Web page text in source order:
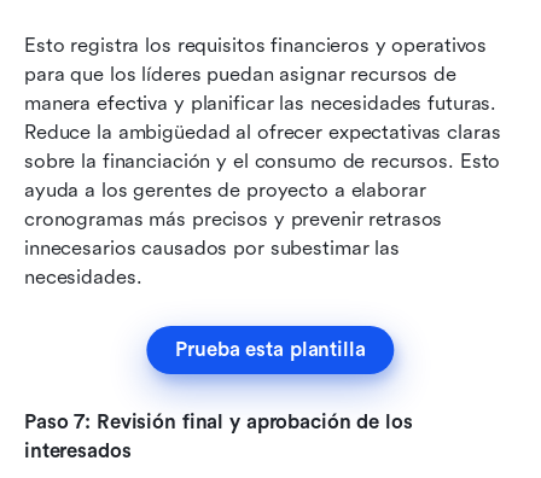
Esto registra los requisitos financieros y operativos
para que los líderes puedan asignar recursos de
manera efectiva y planificar las necesidades futuras.
Reduce la ambigüedad al ofrecer expectativas claras
sobre la financiación y el consumo de recursos. Esto
ayuda a los gerentes de proyecto a elaborar
cronogramas más precisos y prevenir retrasos
innecesarios causados por subestimar las
necesidades.
Prueba esta plantilla
Paso 7: Revisión final y aprobación de los
interesados